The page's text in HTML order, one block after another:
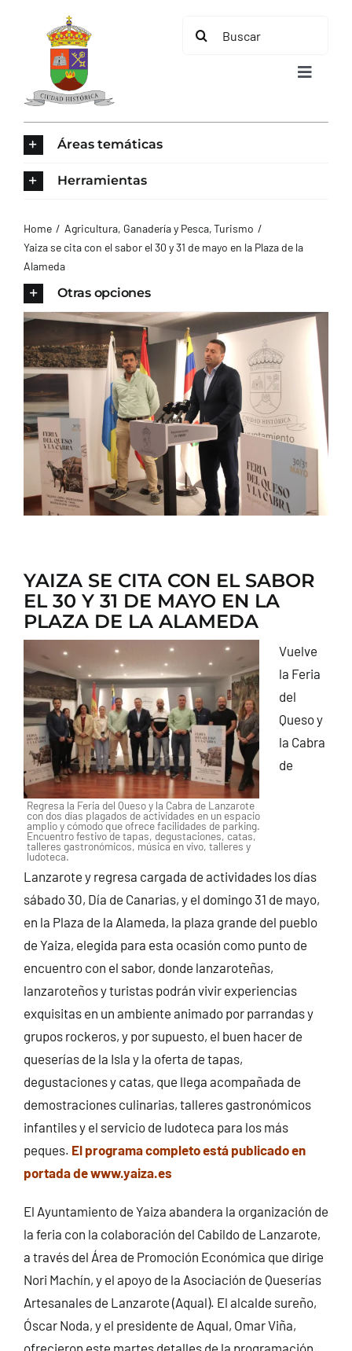
contenido
Buscar:
Toggle
AYUNTAMIENTO
TURISMO
CONTACTO
Áreas temáticas
Herramientas
Home Agricultura, Ganadería y Pesca Turismo
Yaiza se cita con el sabor el 30 y 31 de mayo en la Plaza de la
Alameda
Otras opciones
YAIZA SE CITA CON EL SABOR
EL 30 Y 31 DE MAYO EN LA
PLAZA DE LA ALAMEDA
Regresa la Feria del Queso y la Cabra de Lanzarote
con dos días plagados de actividades en un espacio
amplio y cómodo que ofrece facilidades de parking.
Encuentro festivo de tapas, degustaciones, catas,
talleres gastronómicos, música en vivo, talleres y
ludoteca.
Vuelve
la Feria
del
Queso y
la Cabra
de
Lanzarote y regresa cargada de actividades los días
sábado 30, Día de Canarias, y el domingo 31 de mayo,
en la Plaza de la Alameda, la plaza grande del pueblo
de Yaiza, elegida para esta ocasión como punto de
encuentro con el sabor, donde lanzaroteñas,
lanzaroteños y turistas podrán vivir experiencias
exquisitas en un ambiente animado por parrandas y
grupos rockeros, y por supuesto, el buen hacer de
queserías de la Isla y la oferta de tapas,
degustaciones y catas, que llega acompañada de
demostraciones culinarias, talleres gastronómicos
infantiles y el servicio de ludoteca para los más
peques. El programa completo está publicado en
portada de www.yaiza.es
El Ayuntamiento de Yaiza abandera la organización de
la feria con la colaboración del Cabildo de Lanzarote,
a través del Área de Promoción Económica que dirige
Nori Machín, y el apoyo de la Asociación de Queserías
Artesanales de Lanzarote (Aqual). El alcalde sureño,
Óscar Noda, y el presidente de Aqual, Omar Viña,
ofrecieron este martes detalles de la programación,